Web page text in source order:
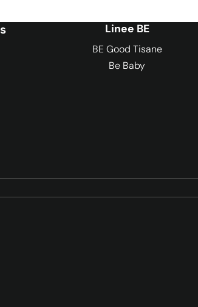
Linee BE
BE Good Tisane
Be Baby